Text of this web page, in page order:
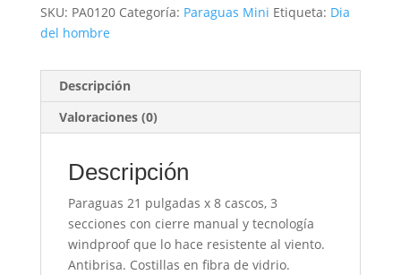
SKU: PA0120 Categoría: Paraguas Mini Etiqueta: Dia
del hombre
Descripción
Valoraciones (0)
Descripción
Paraguas 21 pulgadas x 8 cascos, 3
secciones con cierre manual y tecnología
windproof que lo hace resistente al viento.
Antibrisa. Costillas en fibra de vidrio.